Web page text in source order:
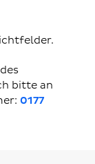
bitte an
0177